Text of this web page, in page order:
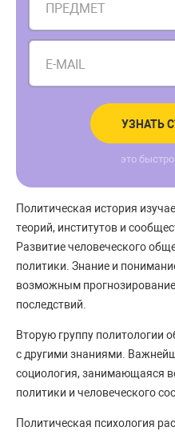
ПРЕДМЕТ
E-MAIL
УЗНАТЬ
это
Политическая история
теорий, институтов и
Развитие человеческого
политики. Знание и
возможным
последствий.
Вторую группу политологии
с другими знаниями.
социология, занимающаяся
политики и человеческого
Политическая психология